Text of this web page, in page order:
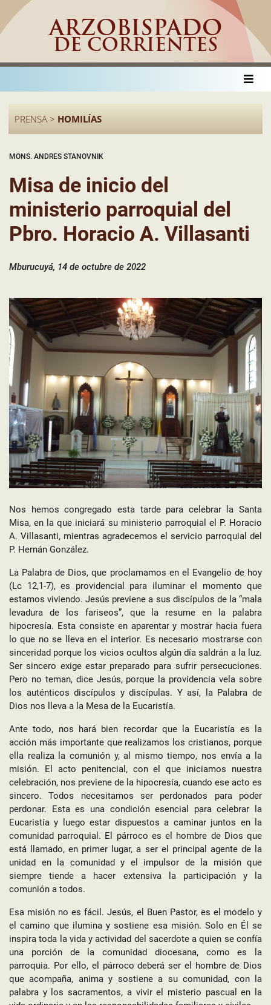
ARZOBISPADO
DE CORRIENTES
PRENSA > HOMILÍAS
MONS. ANDRES STANOVNIK
Misa de inicio del
ministerio parroquial del
Pbro. Horacio A. Villasanti
Mburucuyá, 14 de octubre de 2022
Nos hemos congregado esta tarde para celebrar la Santa
Misa, en la que iniciará su ministerio parroquial el P. Horacio
A. Villasanti, mientras agradecemos el servicio parroquial del
P. Hernán González.
La Palabra de Dios, que proclamamos en el Evangelio de hoy
(Lc 12,1-7), es providencial para iluminar el momento que
estamos viviendo. Jesús previene a sus discípulos de la “mala
levadura de los fariseos”, que la resume en la palabra
hipocresía. Esta consiste en aparentar y mostrar hacia fuera
lo que no se lleva en el interior. Es necesario mostrarse con
sinceridad porque los vicios ocultos algún día saldrán a la luz.
Ser sincero exige estar preparado para sufrir persecuciones.
Pero no teman, dice Jesús, porque la providencia vela sobre
los auténticos discípulos y discípulas. Y así, la Palabra de
Dios nos lleva a la Mesa de la Eucaristía.
Ante todo, nos hará bien recordar que la Eucaristía es la
acción más importante que realizamos los cristianos, porque
ella realiza la comunión y, al mismo tiempo, nos envía a la
misión. El acto penitencial, con el que iniciamos nuestra
celebración, nos previene de la hipocresía, cuando ese acto es
sincero. Todos necesitamos ser perdonados para poder
perdonar. Esta es una condición esencial para celebrar la
Eucaristía y luego estar dispuestos a caminar juntos en la
comunidad parroquial. El párroco es el hombre de Dios que
está llamado, en primer lugar, a ser el principal agente de la
unidad en la comunidad y el impulsor de la misión que
siempre tiende a hacer extensiva la participación y la
comunión a todos.
Esa misión no es fácil. Jesús, el Buen Pastor, es el modelo y
el camino que ilumina y sostiene esa misión. Solo en Él se
inspira toda la vida y actividad del sacerdote a quien se confía
una porción de la comunidad diocesana, como es la
parroquia. Por ello, el párroco deberá ser el hombre de Dios
que acompaña, anima y sostiene a su comunidad, con la
palabra y los sacramentos, a vivir el misterio pascual en la